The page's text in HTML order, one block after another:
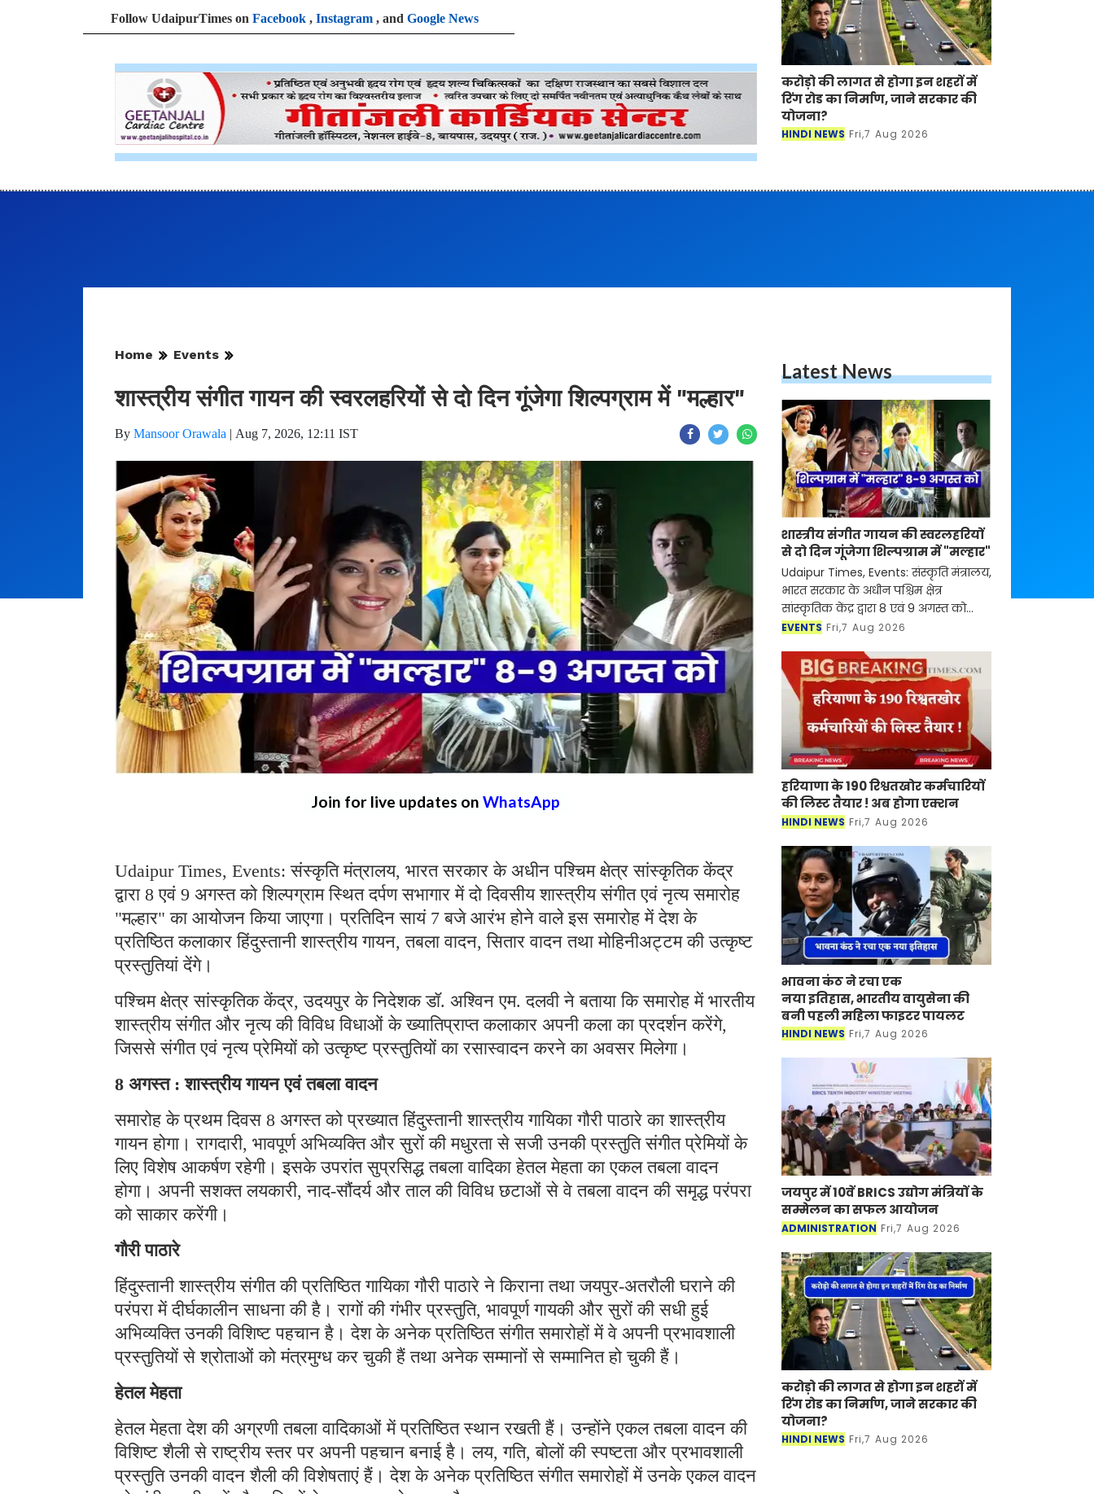
Follow UdaipurTimes on Facebook , Instagram , and Google News
करोड़ो की लागत से होगा इन शहरों में
रिंग रोड का निर्माण, जाने सरकार की
योजना?
HINDI NEWS Fri,7 Aug 2026
Home Events
शास्त्रीय संगीत गायन की स्वरलहरियों से दो दिन गूंजेगा शिल्पग्राम में "मल्हार"
By Mansoor Orawala | Aug 7, 2026, 12:11 IST
Join for live updates on WhatsApp
Udaipur Times, Events: संस्कृति मंत्रालय, भारत सरकार के अधीन पश्चिम क्षेत्र सांस्कृतिक केंद्र
द्वारा 8 एवं 9 अगस्त को शिल्पग्राम स्थित दर्पण सभागार में दो दिवसीय शास्त्रीय संगीत एवं नृत्य समारोह
"मल्हार" का आयोजन किया जाएगा। प्रतिदिन सायं 7 बजे आरंभ होने वाले इस समारोह में देश के
प्रतिष्ठित कलाकार हिंदुस्तानी शास्त्रीय गायन, तबला वादन, सितार वादन तथा मोहिनीअट्टम की उत्कृष्ट
प्रस्तुतियां देंगे।
पश्चिम क्षेत्र सांस्कृतिक केंद्र, उदयपुर के निदेशक डॉ. अश्विन एम. दलवी ने बताया कि समारोह में भारतीय
शास्त्रीय संगीत और नृत्य की विविध विधाओं के ख्यातिप्राप्त कलाकार अपनी कला का प्रदर्शन करेंगे,
जिससे संगीत एवं नृत्य प्रेमियों को उत्कृष्ट प्रस्तुतियों का रसास्वादन करने का अवसर मिलेगा।
8 अगस्त : शास्त्रीय गायन एवं तबला वादन
समारोह के प्रथम दिवस 8 अगस्त को प्रख्यात हिंदुस्तानी शास्त्रीय गायिका गौरी पाठारे का शास्त्रीय
गायन होगा। रागदारी, भावपूर्ण अभिव्यक्ति और सुरों की मधुरता से सजी उनकी प्रस्तुति संगीत प्रेमियों के
लिए विशेष आकर्षण रहेगी। इसके उपरांत सुप्रसिद्ध तबला वादिका हेतल मेहता का एकल तबला वादन
होगा। अपनी सशक्त लयकारी, नाद-सौंदर्य और ताल की विविध छटाओं से वे तबला वादन की समृद्ध परंपरा
को साकार करेंगी।
गौरी पाठारे
हिंदुस्तानी शास्त्रीय संगीत की प्रतिष्ठित गायिका गौरी पाठारे ने किराना तथा जयपुर-अतरौली घराने की
परंपरा में दीर्घकालीन साधना की है। रागों की गंभीर प्रस्तुति, भावपूर्ण गायकी और सुरों की सधी हुई
अभिव्यक्ति उनकी विशिष्ट पहचान है। देश के अनेक प्रतिष्ठित संगीत समारोहों में वे अपनी प्रभावशाली
प्रस्तुतियों से श्रोताओं को मंत्रमुग्ध कर चुकी हैं तथा अनेक सम्मानों से सम्मानित हो चुकी हैं।
हेतल मेहता
हेतल मेहता देश की अग्रणी तबला वादिकाओं में प्रतिष्ठित स्थान रखती हैं। उन्होंने एकल तबला वादन की
विशिष्ट शैली से राष्ट्रीय स्तर पर अपनी पहचान बनाई है। लय, गति, बोलों की स्पष्टता और प्रभावशाली
प्रस्तुति उनकी वादन शैली की विशेषताएं हैं। देश के अनेक प्रतिष्ठित संगीत समारोहों में उनके एकल वादन
Latest News
शास्त्रीय संगीत गायन की स्वरलहरियों
से दो दिन गूंजेगा शिल्पग्राम में "मल्हार"
Udaipur Times, Events: संस्कृति मंत्रालय,
भारत सरकार के अधीन पश्चिम क्षेत्र
सांस्कृतिक केंद्र द्वारा 8 एवं 9 अगस्त को
शिल्पग्राम स्थित दर्पण सभागार में दो दिवसीय
EVENTS Fri,7 Aug 2026
हरियाणा के 190 रिश्वतखोर कर्मचारियों
की लिस्ट तैयार ! अब होगा एक्शन
HINDI NEWS Fri,7 Aug 2026
भावना कंठ ने रचा एक
नया इतिहास, भारतीय वायुसेना की
बनी पहली महिला फाइटर पायलट
HINDI NEWS Fri,7 Aug 2026
जयपुर में 10वें BRICS उद्योग मंत्रियों के
सम्मेलन का सफल आयोजन
ADMINISTRATION Fri,7 Aug 2026
करोड़ो की लागत से होगा इन शहरों में
रिंग रोड का निर्माण, जाने सरकार की
योजना?
HINDI NEWS Fri,7 Aug 2026